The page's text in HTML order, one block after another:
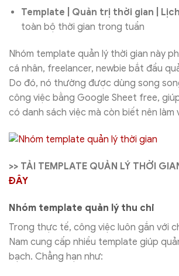
Template | Quản trị thời gian |
toàn bộ thời gian trong tuần
Nhóm template quản lý thời gian này
cá nhân, freelancer, newbie bắt đầu
Do đó, nó thường được dùng song
công việc bằng Google Sheet free,
có danh sách việc mà còn biết nên làm
>> TẢI TEMPLATE QUẢN LÝ THỜI
ĐÂY
Nhóm template quản lý thu chi
Trong thực tế, công việc luôn gắn với
Nam cung cấp nhiều template giúp
bạch. Chẳng hạn như: